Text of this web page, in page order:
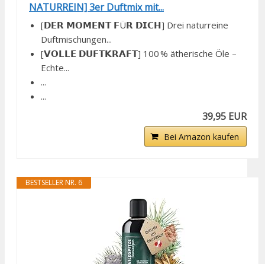
NATURREIN] 3er Duftmix mit...
[𝗗𝗘𝗥 𝗠𝗢𝗠𝗘𝗡𝗧 𝗙Ü𝗥 𝗗𝗜𝗖𝗛] Drei naturreine
Duftmischungen...
[𝗩𝗢𝗟𝗟𝗘 𝗗𝗨𝗙𝗧𝗞𝗥𝗔𝗙𝗧] 100 % ätherische Öle –
Echte...
...
...
39,95 EUR
Bei Amazon kaufen
BESTSELLER NR. 6